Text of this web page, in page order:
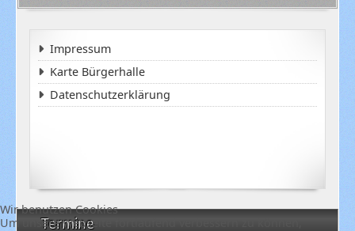
Termine
Impressum
Karte Bürgerhalle
Datenschutzerklärung
Wir benutzen Cookies
Um unsere Webseite fortlaufend verbessern zu können,